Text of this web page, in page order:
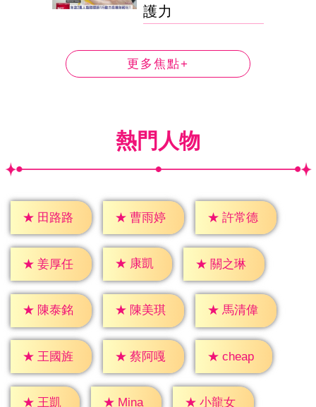
護力
更多焦點+
熱門人物
★ 田路路 ★ 曹雨婷 ★ 許常德
★ 姜厚任 ★ 康凱 ★ 關之琳
★ 陳泰銘 ★ 陳美琪 ★ 馬清偉
★ 王國旌 ★ 蔡阿嘎 ★ cheap
★ 王凱 ★ Mina ★ 小龍女